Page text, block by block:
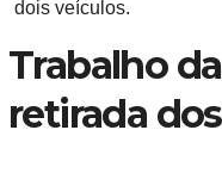
dois veículos.
Trabalho
retirada